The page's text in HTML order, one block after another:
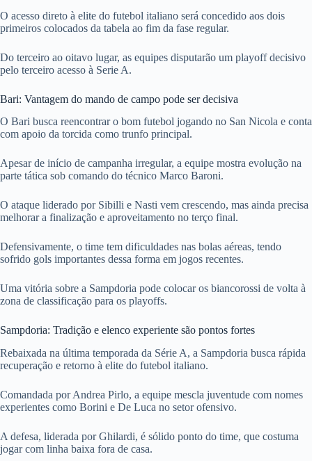
O acesso direto à elite do futebol italiano será concedido aos dois
primeiros colocados da tabela ao fim da fase regular.
Do terceiro ao oitavo lugar, as equipes disputarão um playoff decisivo
pelo terceiro acesso à Serie A.
Bari: Vantagem do mando de campo pode ser decisiva
O Bari busca reencontrar o bom futebol jogando no San Nicola e conta
com apoio da torcida como trunfo principal.
Apesar de início de campanha irregular, a equipe mostra evolução na
parte tática sob comando do técnico Marco Baroni.
O ataque liderado por Sibilli e Nasti vem crescendo, mas ainda precisa
melhorar a finalização e aproveitamento no terço final.
Defensivamente, o time tem dificuldades nas bolas aéreas, tendo
sofrido gols importantes dessa forma em jogos recentes.
Uma vitória sobre a Sampdoria pode colocar os biancorossi de volta à
zona de classificação para os playoffs.
Sampdoria: Tradição e elenco experiente são pontos fortes
Rebaixada na última temporada da Série A, a Sampdoria busca rápida
recuperação e retorno à elite do futebol italiano.
Comandada por Andrea Pirlo, a equipe mescla juventude com nomes
experientes como Borini e De Luca no setor ofensivo.
A defesa, liderada por Ghilardi, é sólido ponto do time, que costuma
jogar com linha baixa fora de casa.